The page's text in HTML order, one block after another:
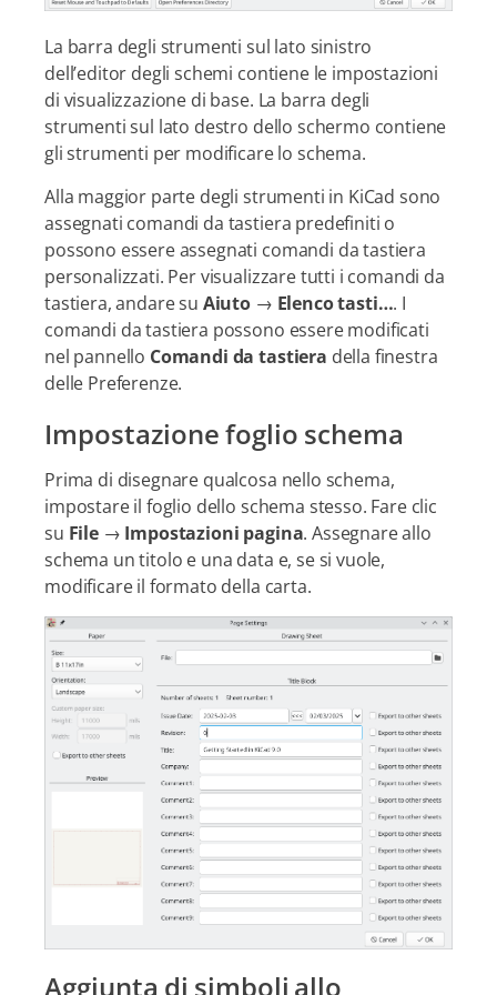
La barra degli strumenti sul lato sinistro
dell’editor degli schemi contiene le impostazioni
di visualizzazione di base. La barra degli
strumenti sul lato destro dello schermo contiene
gli strumenti per modificare lo schema.
Alla maggior parte degli strumenti in KiCad sono
assegnati comandi da tastiera predefiniti o
possono essere assegnati comandi da tastiera
personalizzati. Per visualizzare tutti i comandi da
tastiera, andare su Aiuto → Elenco tasti…​. I
comandi da tastiera possono essere modificati
nel pannello Comandi da tastiera della finestra
delle Preferenze.
Impostazione foglio schema
Prima di disegnare qualcosa nello schema,
impostare il foglio dello schema stesso. Fare clic
su File→ Impostazioni pagina. Assegnare allo
schema un titolo e una data e, se si vuole,
modificare il formato della carta.
Aggiunta di simboli allo